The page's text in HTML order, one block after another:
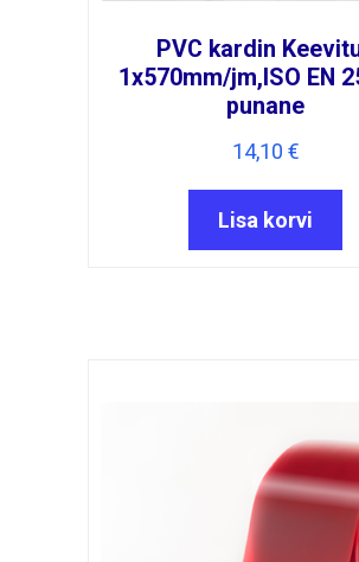
PVC kardin
1x570mm/jm,ISO EN
punane
14,10 €
Lisa korvi